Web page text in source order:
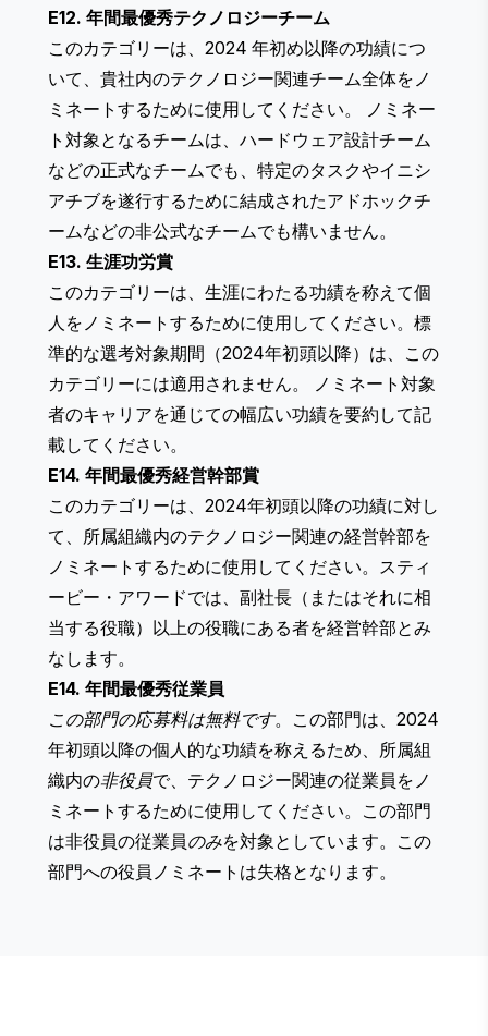
E12. 年間最優秀テクノロジーチーム
このカテゴリーは、2024 年初め以降の功績につ
いて、貴社内のテクノロジー関連チーム全体をノ
ミネートするために使用してください。 ノミネー
ト対象となるチームは、ハードウェア設計チーム
などの正式なチームでも、特定のタスクやイニシ
アチブを遂行するために結成されたアドホックチ
ームなどの非公式なチームでも構いません。
E13. 生涯功労賞
このカテゴリーは、生涯にわたる功績を称えて個
人をノミネートするために使用してください。標
準的な選考対象期間（2024年初頭以降）は、この
カテゴリーには適用されません。 ノミネート対象
者のキャリアを通じての幅広い功績を要約して記
載してください。
E14. 年間最優秀経営幹部賞
このカテゴリーは、2024年初頭以降の功績に対し
て、所属組織内のテクノロジー関連の経営幹部を
ノミネートするために使用してください。スティ
ービー・アワードでは、副社長（またはそれに相
当する役職）以上の役職にある者を経営幹部とみ
なします。
E14. 年間最優秀従業員
この部門の応募料は無料です。この部門は、2024
年初頭以降の個人的な功績を称えるため、所属組
織内の非役員で、テクノロジー関連の従業員をノ
ミネートするために使用してください。この部門
は非役員の従業員のみを対象としています。この
部門への役員ノミネートは失格となります。